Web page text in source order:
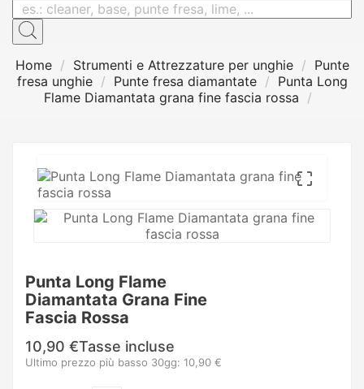
Home Strumenti e Attrezzature per unghie
Punte
fresa unghie
Punte fresa diamantate
Punta Long
Flame Diamantata grana fine fascia rossa

Punta Long Flame
Diamantata Grana Fine
Fascia Rossa
10,90 €Tasse incluse
Ultimo prezzo più basso 30gg: 10,90 €